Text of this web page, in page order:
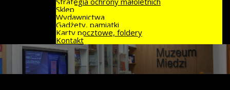
Sklep
Wydawnictwa
Gadżety, pamiątki
Karty pocztowe, foldery
Kontakt